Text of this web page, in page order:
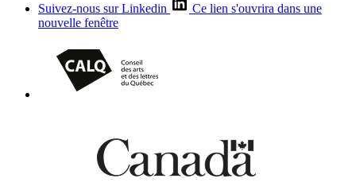
Suivez-nous sur Linkedin
Ce lien s'ouvrira dans une
nouvelle fenêtre